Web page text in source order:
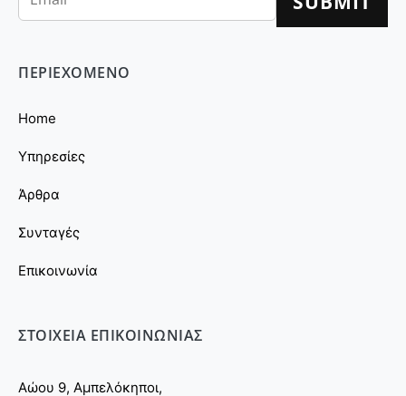
ΠΕΡΙΕΧΟΜΕΝΟ
Home
Υπηρεσίες
Άρθρα
Συνταγές
Επικοινωνία
ΣΤΟΙΧΕΙΑ ΕΠΙΚΟΙΝΩΝΙΑΣ
Αώου 9, Αμπελόκηποι,